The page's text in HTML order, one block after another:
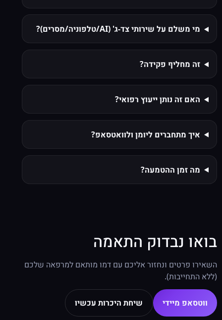
מי משלם על שירותי צד‑ג' (AI/טלפוניה/מסרים)?
זה מחליף פקידה?
האם זה נותן ייעוץ רפואי?
איך מתחברים ליומן ולוואטסאפ?
מה זמן ההטמעה?
בואו נבדוק התאמה
השאירו פרטים ונחזור אליכם עם דמו מותאם למרפאה שלכם
(ללא התחייבות).
ווטסאפ מיידי שיחת היכרות עכשיו